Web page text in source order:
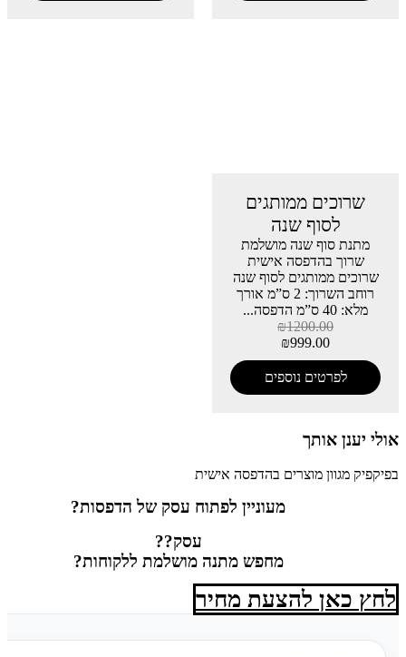
שרוכים ממותגים
לסוף שנה
מתנת סוף שנה מושלמת
שרוך בהדפסה אישית
שרוכים ממותגים לסוף שנה
רוחב השרוך: 2 ס”מ אורך
מלא: 40 ס”מ הדפסה...
₪1200.00
₪999.00
לפרטים נוספים
אולי יענן אותך
בפיקפיק מגוון מוצרים בהדפסה אישית
מעוניין לפתוח עסק של הדפסות?
עסק??
מחפש מתנה מושלמת ללקוחות?
לחץ כאן להצעת מחיר